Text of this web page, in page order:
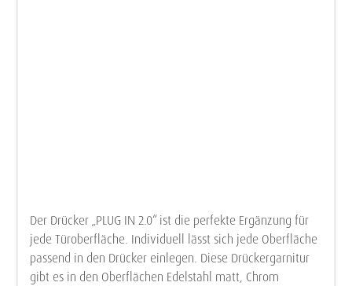
Der Drücker „PLUG IN 2.0“ ist die perfekte Ergänzung für
jede Türoberfläche. Individuell lässt sich jede Oberfläche
passend in den Drücker einlegen. Diese Drückergarnitur
gibt es in den Oberflächen Edelstahl matt, Chrom